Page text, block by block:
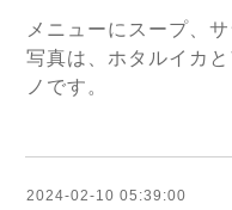
メニューにスープ、
写真は、ホタルイカ
ノです。
2024-02-10 05:39:00